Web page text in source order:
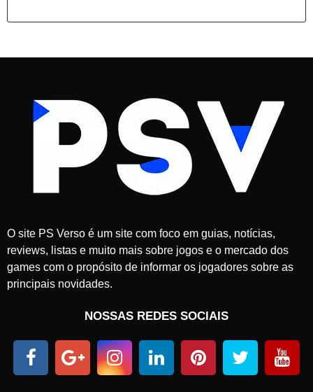
O site PS Verso é um site com foco em guias, notícias,
reviews, listas e muito mais sobre jogos e o mercado dos
games com o propósito de informar os jogadores sobre as
principais novidades.
NOSSAS REDES SOCIAIS